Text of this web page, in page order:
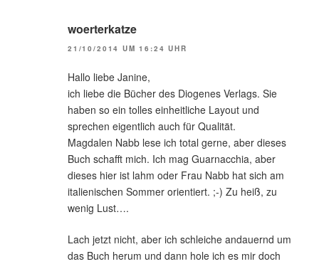
woerterkatze
21/10/2014 UM 16:24 UHR
Hallo liebe Janine,
ich liebe die Bücher des Diogenes Verlags. Sie
haben so ein tolles einheitliche Layout und
sprechen eigentlich auch für Qualität.
Magdalen Nabb lese ich total gerne, aber dieses
Buch schafft mich. Ich mag Guarnacchia, aber
dieses hier ist lahm oder Frau Nabb hat sich am
italienischen Sommer orientiert. ;-) Zu heiß, zu
wenig Lust….
Lach jetzt nicht, aber ich schleiche andauernd um
das Buch herum und dann hole ich es mir doch